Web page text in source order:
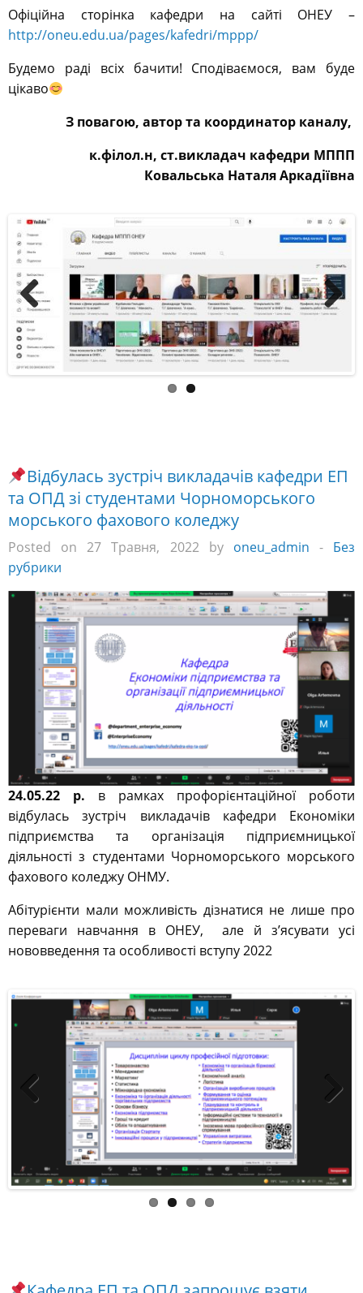
Офіційна сторінка кафедри на сайті ОНЕУ –
http://oneu.edu.ua/pages/kafedri/mppp/
Будемо раді всіх бачити! Сподіваємося, вам буде
цікаво
З повагою, автор та координатор каналу,
к.філол.н, ст.викладач кафедри МППП
Ковальська Наталя Аркадіївна
Previous Next
та ОПД зі студентами Чорноморського
морського фахового коледжу
Posted on 27 Травня, 2022 byoneu_admin
рубрики
24.05.22 р.в рамках профорієнтаційної роботи
відбулась зустріч викладачів кафедри Економіки
підприємства та організація підприємницької
діяльності з студентами Чорноморського морського
фахового коледжу ОНМУ.
Абітурієнти мали можливість дізнатися не лише про
нововведення та особливості вступу 2022
Previous Next